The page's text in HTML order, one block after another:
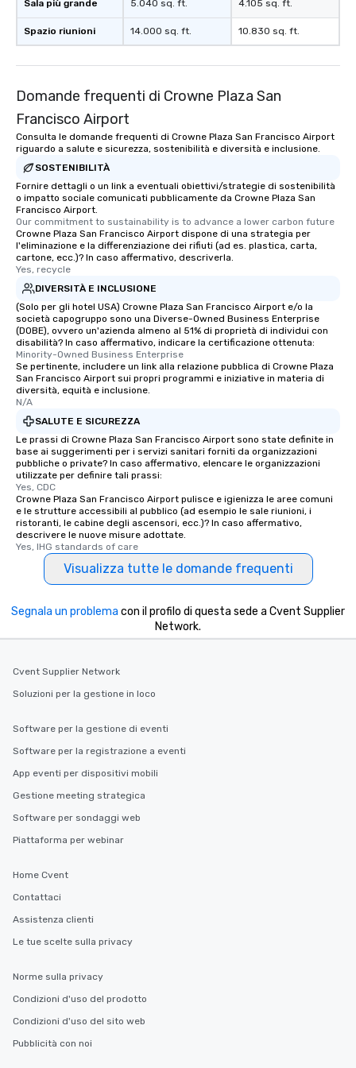
What’s more, your group may receive
a special warm welcome personally
from the restaurant chef. Menus can
which can be an added bonus for all
those Instagram moments you share.
For added ease, we can even arrange
transportation pick-up and drop-off,
as well as an event photographer. And
for groups that desire an extra luxe
experience, we can also arrange for
an evening helicopter ride over the
glittering lights of The Strip. A
Memorable Experience for All Lip
Smacking Foodie Tours offers a way
to gather and dine that few have
remember. Our one-of-a-kind tours
are special, from the first stop to the
last. It’s an experience that attendees
will reminisce about long after they
leave. Location, Location, Location
One of the best reasons to book is the
restaurants are within an easy
walking distance of each other. The
short stroll allows your group
members a chance to engage in prime
networking opportunities before
heading to the next place on your tour
itinerary. You Get a Dinner and a Show
Our tours offer an exquisite feast plus
entertainment. All tours include a
who leads the group on a walking tour,
offering engaging tidbits and
ensuring there is never a dull moment.
experiences offer the ability to enjoy
several renowned restaurants in one
discovered otherwise on your own or
at a typical corporate dinner. We offer
high standards to ensure they will
delight any palate. Tours Available
group experience, booking flexibility is
business hours or early evening right
after work, we can coordinate with
you to provide options that fit your
You Like Along with flexible
Sala più grande
Spazio riunioni
5.040 sq. ft.
14.000 sq. ft.
4.105 sq. ft.
10.830 sq. ft.
Domande frequenti di Crowne Plaza San
Francisco Airport
Consulta le domande frequenti di Crowne Plaza San Francisco Airport
riguardo a salute e sicurezza, sostenibilità e diversità e inclusione.
SOSTENIBILITÀ
Fornire dettagli o un link a eventuali obiettivi/strategie di sostenibilità
o impatto sociale comunicati pubblicamente da Crowne Plaza San
Francisco Airport.
Our commitment to sustainability is to advance a lower carbon future
Crowne Plaza San Francisco Airport dispone di una strategia per
l'eliminazione e la differenziazione dei rifiuti (ad es. plastica, carta,
cartone, ecc.)? In caso affermativo, descriverla.
Yes, recycle
DIVERSITÀ E INCLUSIONE
(Solo per gli hotel USA) Crowne Plaza San Francisco Airport e/o la
società capogruppo sono una Diverse-Owned Business Enterprise
(DOBE), ovvero un'azienda almeno al 51% di proprietà di individui con
disabilità? In caso affermativo, indicare la certificazione ottenuta:
Minority-Owned Business Enterprise
Se pertinente, includere un link alla relazione pubblica di Crowne Plaza
San Francisco Airport sui propri programmi e iniziative in materia di
diversità, equità e inclusione.
N/A
SALUTE E SICUREZZA
Le prassi di Crowne Plaza San Francisco Airport sono state definite in
base ai suggerimenti per i servizi sanitari forniti da organizzazioni
pubbliche o private? In caso affermativo, elencare le organizzazioni
utilizzate per definire tali prassi:
Yes, CDC
Crowne Plaza San Francisco Airport pulisce e igienizza le aree comuni
e le strutture accessibili al pubblico (ad esempio le sale riunioni, i
ristoranti, le cabine degli ascensori, ecc.)? In caso affermativo,
descrivere le nuove misure adottate.
Yes, IHG standards of care
Visualizza tutte le domande frequenti
Segnala un problema con il profilo di questa sede a Cvent Supplier
Network.
Cvent Supplier Network
Soluzioni per la gestione in loco
Software per la gestione di eventi
Software per la registrazione a eventi
App eventi per dispositivi mobili
Gestione meeting strategica
Software per sondaggi web
Piattaforma per webinar
Home Cvent
Contattaci
Assistenza clienti
Le tue scelte sulla privacy
Norme sulla privacy
Condizioni d'uso del prodotto
Condizioni d'uso del sito web
Pubblicità con noi